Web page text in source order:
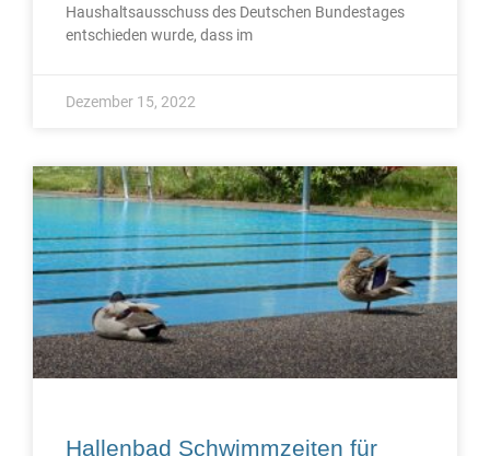
Haushaltsausschuss des Deutschen Bundestages
entschieden wurde, dass im
Dezember 15, 2022
Hallenbad Schwimmzeiten für